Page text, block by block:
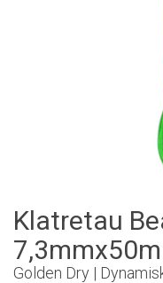
Klatretau
7,3mmx50m
Golden Dry |